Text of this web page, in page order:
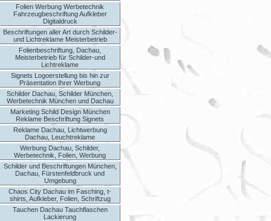
Folien Werbung Werbetechnik
Fahrzeugbeschriftung Aufkleber
Digitaldruck
Beschriftungen aller Art durch Schilder-
und Lichtreklame Meisterbetrieb
Folienbeschriftung, Dachau,
Meisterbetrieb für Schilder-und
Lichtreklame
Signets Logoerstellung bis hin zur
Präsentation Ihrer Werbung
Schilder Dachau, Schilder München,
Werbetechnik München und Dachau
Marketing Schild Design München
Reklame Beschriftung Signets
Reklame Dachau, Lichtwerbung
Dachau, Leuchtreklame
Werbung Dachau, Schilder,
Werbetechnik, Folien, Werbung
Schilder und Beschriftungen München,
Dachau, Fürstenfeldbruck und
Umgebung
Chaos City Dachau im Fasching, t-
shirts, Aufkleber, Folien, Schriftzug
Tauchen Dachau Tauchflaschen
Lackierung